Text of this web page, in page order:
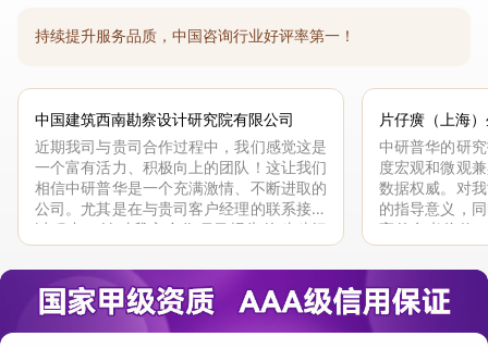
持续提升服务品质，中国咨询行业好评率第一！
中国建筑西南勘察设计研究院有限公司
近期我司与贵司合作过程中，我们感觉这是
一个富有活力、积极向上的团队！这让我们
相信中研普华是一个充满激情、不断进取的
公司。尤其是在与贵司客户经理的联系接洽
过程中，针对我方合作项目报告的种种细
节，及时细致缜密地协助与项目部沟通、探
讨和完善...
片仔癀（上海
中研普华的研
度宏观和微观
数据权威。对
的指导意义，
高的参考价值
体化”服务和行
司继续...